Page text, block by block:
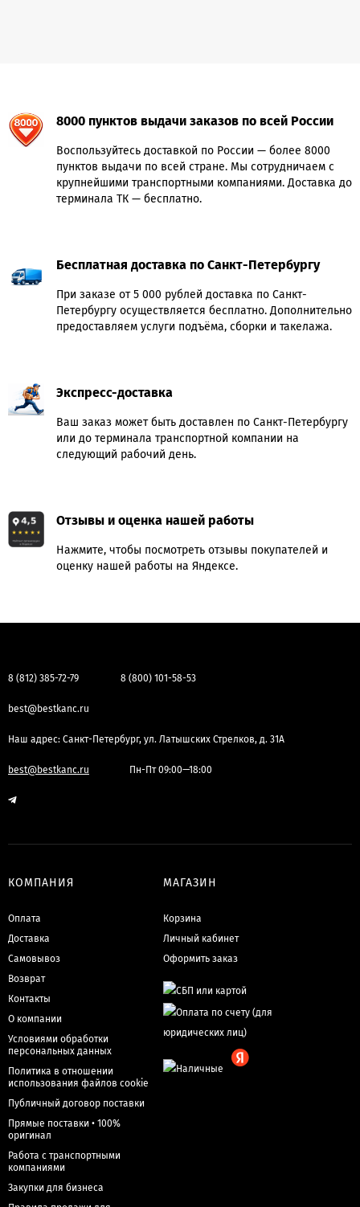
8000 пунктов выдачи заказов по всей России
Воспользуйтесь доставкой по России — более 8000
пунктов выдачи по всей стране. Мы сотрудничаем с
крупнейшими транспортными компаниями. Доставка до
терминала ТК — бесплатно.
Бесплатная доставка по Санкт-Петербургу
При заказе от 5 000 рублей доставка по Санкт-
Петербургу осуществляется бесплатно. Дополнительно
предоставляем услуги подъёма, сборки и такелажа.
Экспресс-доставка
Ваш заказ может быть доставлен по Санкт-Петербургу
или до терминала транспортной компании на
следующий рабочий день.
Отзывы и оценка нашей работы
Нажмите, чтобы посмотреть отзывы покупателей и
оценку нашей работы на Яндексе.
8 (812) 385-72-79 8 (800) 101-58-53
best@bestkanc.ru
Наш адрес: Санкт-Петербург, ул. Латышских Стрелков, д. 31А
best@bestkanc.ru Пн-Пт 09:00—18:00
КОМПАНИЯ
Оплата
Доставка
Самовывоз
Возврат
Контакты
О компании
Условиями обработки
персональных данных
Политика в отношении
использования файлов cookie
Публичный договор поставки
Прямые поставки • 100%
оригинал
Работа с транспортными
компаниями
Закупки для бизнеса
МАГАЗИН
Корзина
Личный кабинет
Оформить заказ